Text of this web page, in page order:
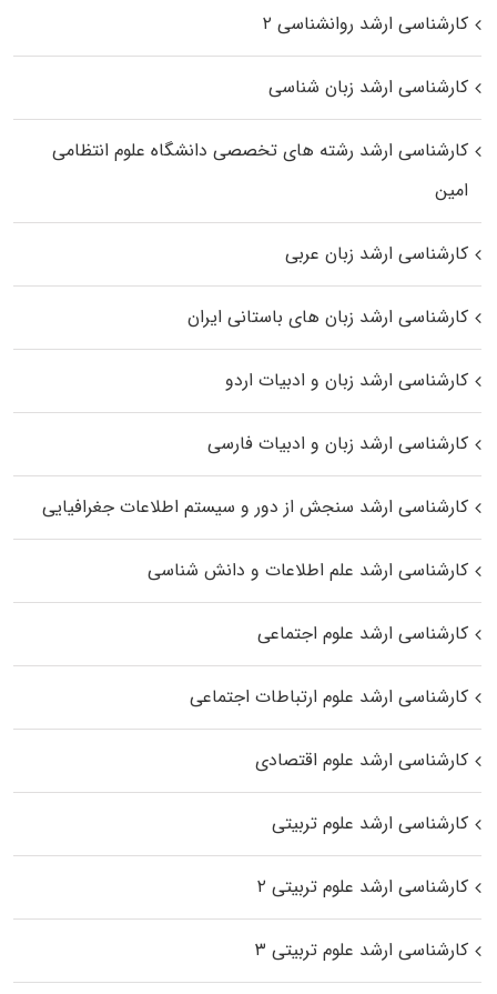
کارشناسی ارشد روانشناسی ۲
کارشناسی ارشد زبان شناسی
کارشناسی ارشد رﺷﺘﻪ ﻫﺎی تخصصی داﻧﺸﮕﺎه ﻋﻠﻮم انتظامی
اﻣﻴﻦ
کارشناسی ارشد زبان عربی
کارشناسی ارشد زبان‌ های باستانی ایران
کارشناسی ارشد زبان و ادبیات اردو
کارشناسی ارشد زبان و ادبیات فارسی
کارشناسی ارشد سنجش از دور و سیستم اطلاعات جغرافیایی
کارشناسی ارشد علم اطلاعات و دانش شناسی
کارشناسی ارشد علوم اجتماعی
کارشناسی ارشد علوم ارتباطات اجتماعی
کارشناسی ارشد علوم اقتصادی
کارشناسی ارشد علوم تربیتی
کارشناسی ارشد علوم تربیتی ۲
کارشناسی ارشد علوم تربیتی ۳